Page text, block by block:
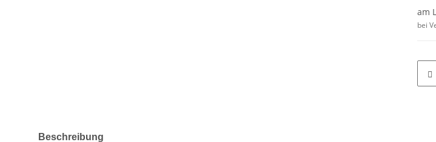
am
bei
weitere Registerkarten anzeigen
Beschreibung